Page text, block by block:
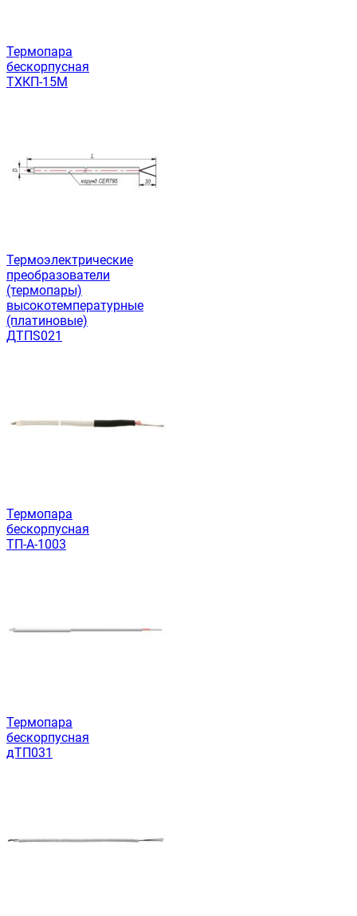
Термопара
бескорпусная
ТХКП-15М
Термоэлектрические
преобразователи
(термопары)
высокотемпературные
(платиновые)
ДТПS021
Термопара
бескорпусная
ТП-А-1003
Термопара
бескорпусная
дТП031